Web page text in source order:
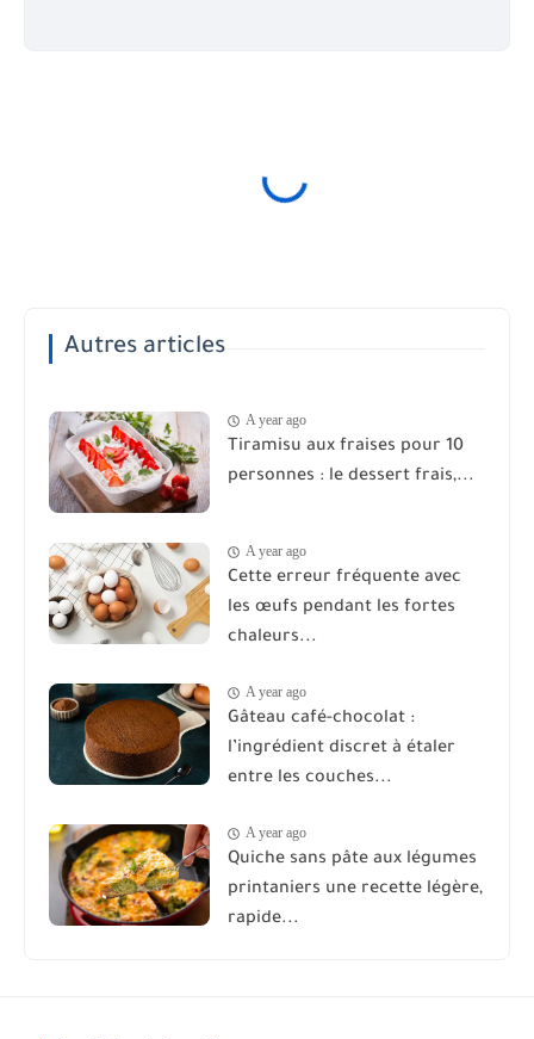
Autres articles
A year ago
Tiramisu aux fraises pour 10
personnes : le dessert frais,...
A year ago
Cette erreur fréquente avec
les œufs pendant les fortes
chaleurs...
A year ago
Gâteau café-chocolat :
l’ingrédient discret à étaler
entre les couches...
A year ago
Quiche sans pâte aux légumes
printaniers une recette légère,
rapide...